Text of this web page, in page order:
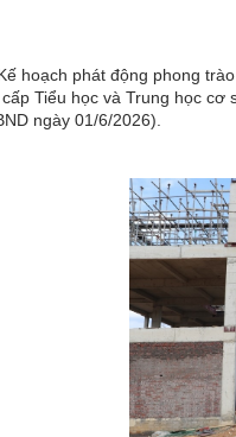
hoạch phát động phong
Tiểu học và Trung học
ngày 01/6/2026).